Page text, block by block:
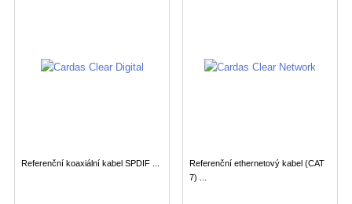
Referenční koaxiální kabel SPDIF ...
Referenční ethernetový kabel (CAT
7) ...